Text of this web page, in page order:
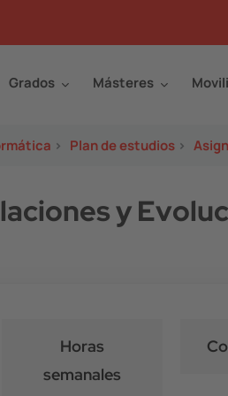
Grados Másteres
> Plan de estudios >
y
Horas
semanales